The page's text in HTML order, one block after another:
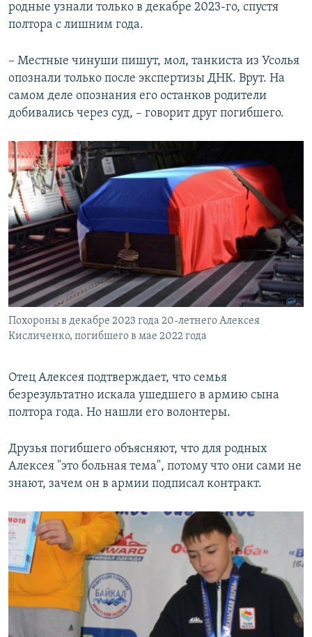
родные узнали только в декабре 2023-го, спустя
полтора с лишним года.
– Местные чинуши пишут, мол, танкиста из Усолья
опознали только после экспертизы ДНК. Врут. На
самом деле опознания его останков родители
добивались через суд, – говорит друг погибшего.
Похороны в декабре 2023 года 20-летнего Алексея
Кисличенко, погибшего в мае 2022 года
Отец Алексея подтверждает, что семья
безрезультатно искала ушедшего в армию сына
полтора года. Но нашли его волонтеры.
Друзья погибшего объясняют, что для родных
Алексея "это больная тема", потому что они сами не
знают, зачем он в армии подписал контракт.